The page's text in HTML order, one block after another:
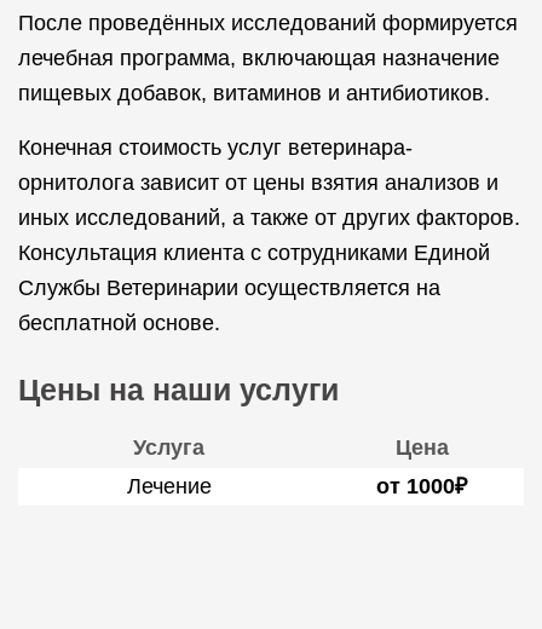
После проведённых исследований формируется
лечебная программа, включающая назначение
пищевых добавок, витаминов и антибиотиков.
Конечная стоимость услуг ветеринара-
орнитолога зависит от цены взятия анализов и
иных исследований, а также от других факторов.
Консультация клиента с сотрудниками Единой
Службы Ветеринарии осуществляется на
бесплатной основе.
Цены на наши услуги
Услуга
Цена
Лечение
от 1000₽